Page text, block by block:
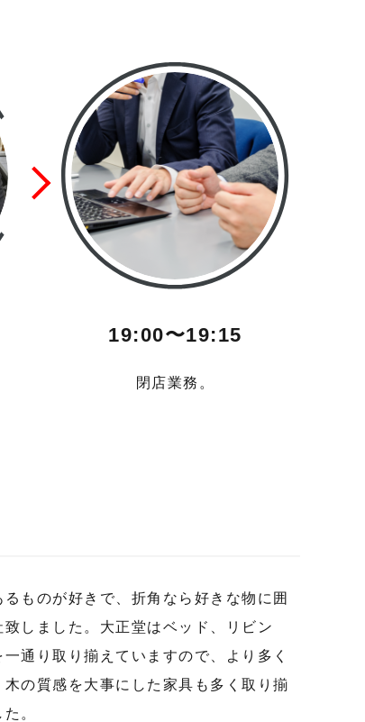
19:00〜19:15
閉店業務。
ものが好きで、折角なら好きな物に囲
しました。大正堂はベッド、リビン
通り取り揃えていますので、より多く
の質感を大事にした家具も多く取り揃
。